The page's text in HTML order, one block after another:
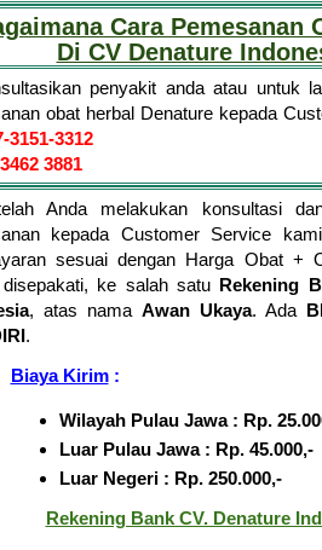
Cara Pemesanan
Di CV Denature
penyakit anda atau untuk
obat herbal Denature kepada
3151-3312
3881
Anda melakukan konsultasi
kepada Customer Service
sesuai dengan Harga Obat +
ke salah satu Rekening
, atas nama Awan Ukaya. Ada
.
Biaya Kirim:
Wilayah Pulau Jawa : Rp.
Luar Pulau Jawa : Rp. 45.000,-
Luar Negeri : Rp. 250.000,-
Rekening Bank CV. Denature